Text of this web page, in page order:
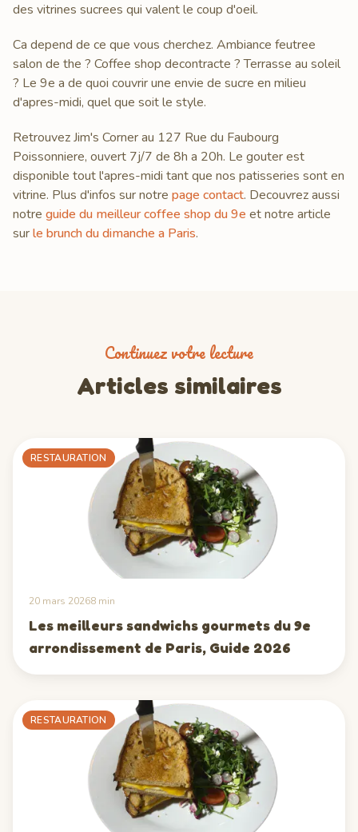
des vitrines sucrees qui valent le coup d'oeil.
Ca depend de ce que vous cherchez. Ambiance feutree
salon de the ? Coffee shop decontracte ? Terrasse au soleil
? Le 9e a de quoi couvrir une envie de sucre en milieu
d'apres-midi, quel que soit le style.
Retrouvez Jim's Corner au 127 Rue du Faubourg
Poissonniere, ouvert 7j/7 de 8h a 20h. Le gouter est
disponible tout l'apres-midi tant que nos patisseries sont en
vitrine. Plus d'infos sur notre page contact. Decouvrez aussi
notre guide du meilleur coffee shop du 9e et notre article
surle brunch du dimanche a Paris.
Continuez votre lecture
Articles similaires
RESTAURATION
20 mars 20268 min
Les meilleurs sandwichs gourmets du 9e
arrondissement de Paris, Guide 2026
RESTAURATION